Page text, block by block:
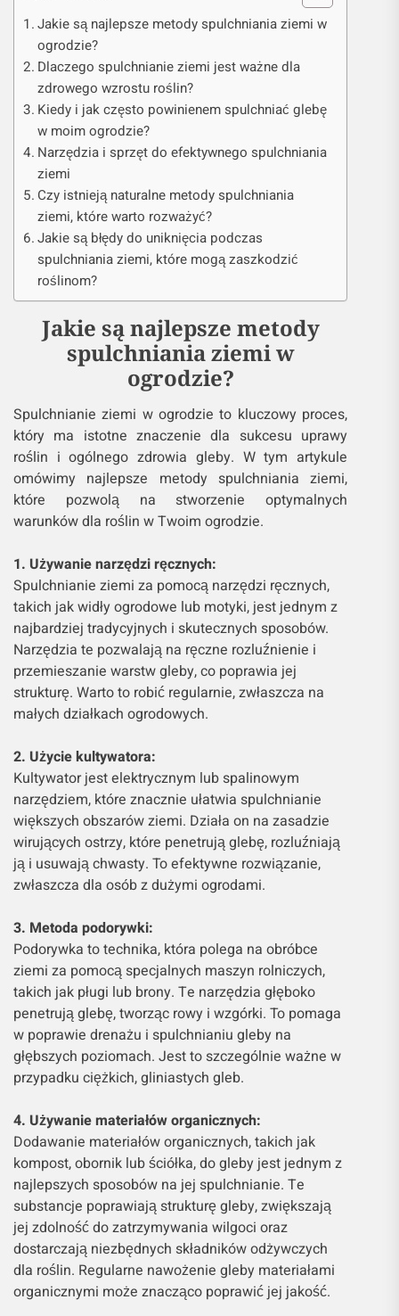
Jakie są najlepsze metody spulchniania ziemi w
ogrodzie?
Dlaczego spulchnianie ziemi jest ważne dla
zdrowego wzrostu roślin?
Kiedy i jak często powinienem spulchniać glebę
w moim ogrodzie?
Narzędzia i sprzęt do efektywnego spulchniania
ziemi
Czy istnieją naturalne metody spulchniania
ziemi, które warto rozważyć?
Jakie są błędy do uniknięcia podczas
spulchniania ziemi, które mogą zaszkodzić
roślinom?
Jakie są najlepsze metody
spulchniania ziemi w
ogrodzie?
Spulchnianie ziemi w ogrodzie to kluczowy proces,
który ma istotne znaczenie dla sukcesu uprawy
roślin i ogólnego zdrowia gleby. W tym artykule
omówimy najlepsze metody spulchniania ziemi,
które pozwolą na stworzenie optymalnych
warunków dla roślin w Twoim ogrodzie.
1. Używanie narzędzi ręcznych:
Spulchnianie ziemi za pomocą narzędzi ręcznych,
takich jak widły ogrodowe lub motyki, jest jednym z
najbardziej tradycyjnych i skutecznych sposobów.
Narzędzia te pozwalają na ręczne rozluźnienie i
przemieszanie warstw gleby, co poprawia jej
strukturę. Warto to robić regularnie, zwłaszcza na
małych działkach ogrodowych.
2. Użycie kultywatora:
Kultywator jest elektrycznym lub spalinowym
narzędziem, które znacznie ułatwia spulchnianie
większych obszarów ziemi. Działa on na zasadzie
wirujących ostrzy, które penetrują glebę, rozluźniają
ją i usuwają chwasty. To efektywne rozwiązanie,
zwłaszcza dla osób z dużymi ogrodami.
3. Metoda podorywki:
Podorywka to technika, która polega na obróbce
ziemi za pomocą specjalnych maszyn rolniczych,
takich jak pługi lub brony. Te narzędzia głęboko
penetrują glebę, tworząc rowy i wzgórki. To pomaga
w poprawie drenażu i spulchnianiu gleby na
głębszych poziomach. Jest to szczególnie ważne w
przypadku ciężkich, gliniastych gleb.
4. Używanie materiałów organicznych:
Dodawanie materiałów organicznych, takich jak
kompost, obornik lub ściółka, do gleby jest jednym z
najlepszych sposobów na jej spulchnianie. Te
substancje poprawiają strukturę gleby, zwiększają
jej zdolność do zatrzymywania wilgoci oraz
dostarczają niezbędnych składników odżywczych
dla roślin. Regularne nawożenie gleby materiałami
organicznymi może znacząco poprawić jej jakość.